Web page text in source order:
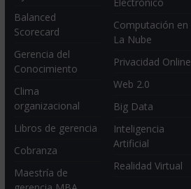
Balanced
Scorecard
Gerencia del
Conocimiento
Clima
organizacional
Libros de gerencia
Cobranza
Maestría de
Computación en
La Nube
Privacidad Online
Web 2.0
Big Data
Inteligencia
Artificial
Realidad Virtual